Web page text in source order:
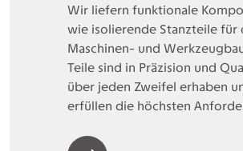
Wir liefern funktionale
wie isolierende Stanzteile für
Maschinen- und
Teile sind in Präzision und
über jeden Zweifel erhaben
erfüllen die höchsten